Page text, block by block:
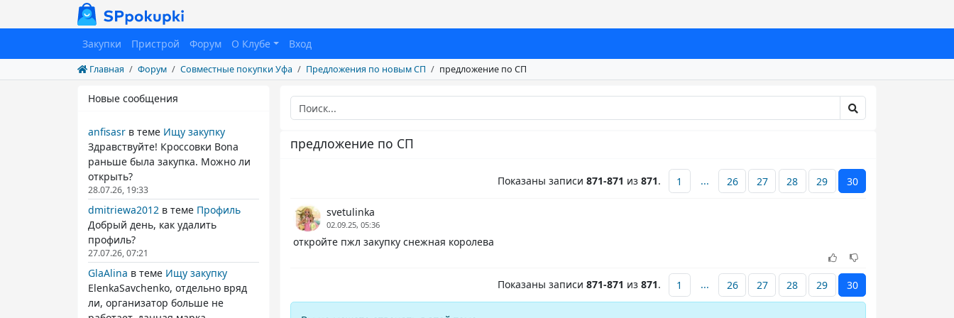
Закупки Пристрой Форум О Клубе Вход
Главная Форум Совместные покупки Уфа Предложения по новым СП предложение по СП
Новые сообщения
anfisasr в теме Ищу закупку
Здравствуйте! Кроссовки Bona
раньше была закупка. Можно ли
открыть?
28.07.26, 19:33
dmitriewa2012 в теме Профиль
Добрый день, как удалить
профиль?
27.07.26, 07:21
GlaAlina в теме Ищу закупку
ElenkaSavchenko, отдельно вряд
ли, организатор больше не
предложение по СП
Показаны записи871-871 из871. 1 ... 26 27 28 29 30
svetulinka
02.09.25, 05:36
откройте пжл закупку снежная королева
Показаны записи871-871 из871. 1 ... 26 27 28 29 30